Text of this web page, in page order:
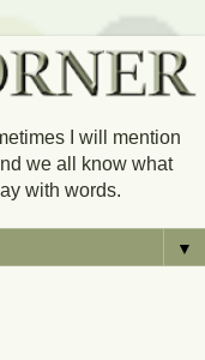
I will mention
we all know what
with words.
▼